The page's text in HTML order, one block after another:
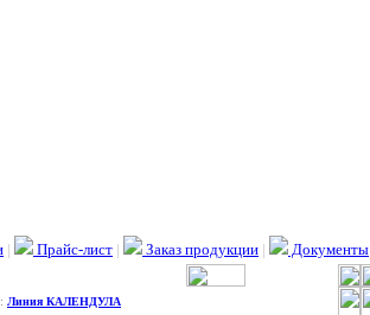
| Прайс-лист | Заказ продукции | Документы
Линия КАЛЕНДУЛА